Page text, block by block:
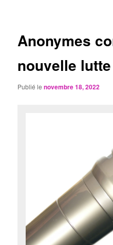
Anonymes
nouvelle
Publié lenovembre 18, 2022